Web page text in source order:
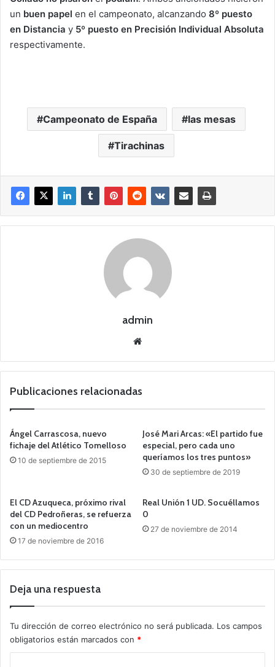
un buen papel en el campeonato, alcanzando 8º puesto
en Distancia y 5º puesto en Precisión Individual Absoluta
respectivamente.
Campeonato de España las mesas
Tirachinas
admin
we
Publicaciones relacionadas
Ángel Carrascosa, nuevo
fichaje del Atlético Tomelloso
10 de septiembre de 2015
José Mari Arcas: «El partido fue
especial, pero cada uno
queríamos los tres puntos»
30 de septiembre de 2019
El CD Azuqueca, próximo rival
del CD Pedroñeras, se refuerza
con un mediocentro
17 de noviembre de 2016
Real Unión 1 UD. Socuéllamos
0
27 de noviembre de 2014
Deja una respuesta
Tu dirección de correo electrónico no será publicada. Los campos
obligatorios están marcados con *